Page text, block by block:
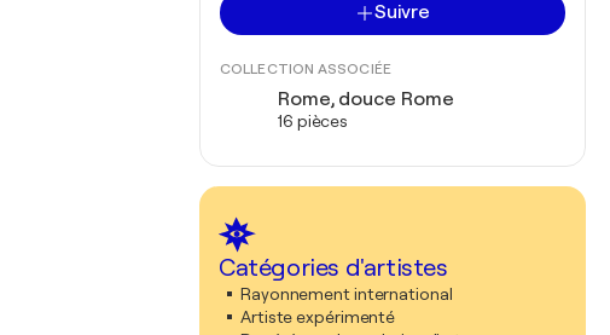
Suivre
COLLECTION ASSOCIÉE
Rome, douce Rome
16 pièces
Catégories d'artistes
Rayonnement international
Artiste expérimenté